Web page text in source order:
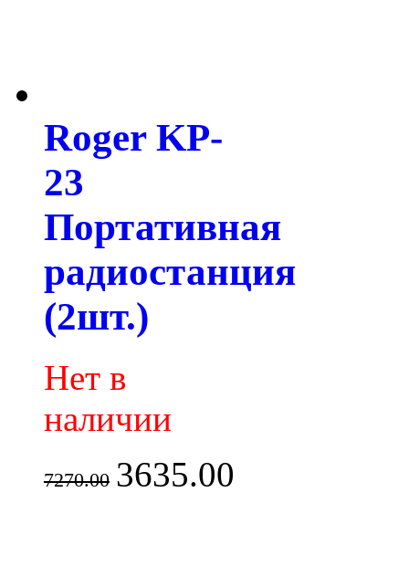
Roger KP-
23
Портативная
радиостанция
(2шт.)
Нет в
наличии
7270.00 3635.00